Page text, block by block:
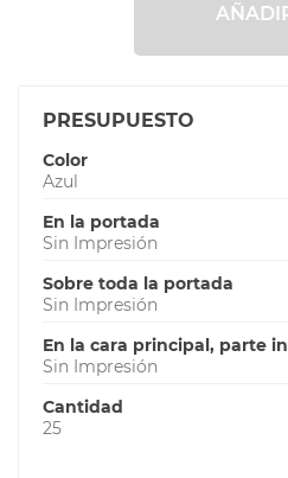
PRESUPUESTO
Color
Azul
En la portada
Sin Impresión
Sobre toda la portada
Sin Impresión
En la cara principal, parte
Sin Impresión
Cantidad
25